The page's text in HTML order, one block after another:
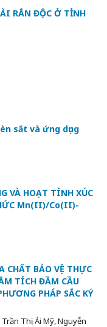
RẮN ĐỘC Ở TỈNH
sắt và ứng dụng
VÀ HOẠT TÍNH XÚC
Mn(II)/Co(II)-
CHẤT BẢO VỆ THỰC
TÍCH ĐẦM CẦU
PHÁP SẮC KÝ
Trần Thị Ái Mỹ, Nguyễn